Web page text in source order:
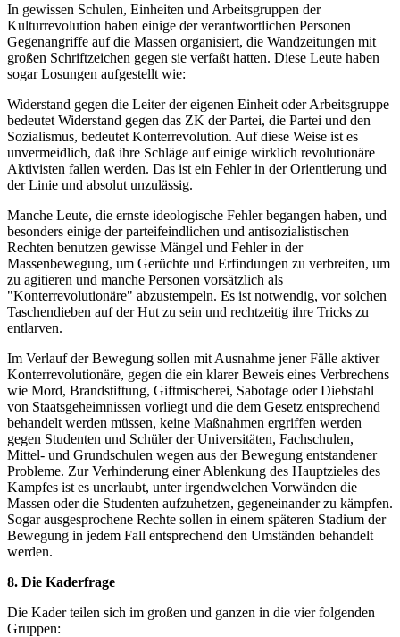
In gewissen Schulen, Einheiten und Arbeitsgruppen der
Kulturrevolution haben einige der verantwortlichen Personen
Gegenangriffe auf die Massen organisiert, die Wandzeitungen mit
großen Schriftzeichen gegen sie verfaßt hatten. Diese Leute haben
sogar Losungen aufgestellt wie:
Widerstand gegen die Leiter der eigenen Einheit oder Arbeitsgruppe
bedeutet Widerstand gegen das ZK der Partei, die Partei und den
Sozialismus, bedeutet Konterrevolution. Auf diese Weise ist es
unvermeidlich, daß ihre Schläge auf einige wirklich revolutionäre
Aktivisten fallen werden. Das ist ein Fehler in der Orientierung und
der Linie und absolut unzulässig.
Manche Leute, die ernste ideologische Fehler begangen haben, und
besonders einige der parteifeindlichen und antisozialistischen
Rechten benutzen gewisse Mängel und Fehler in der
Massenbewegung, um Gerüchte und Erfindungen zu verbreiten, um
zu agitieren und manche Personen vorsätzlich als
"Konterrevolutionäre" abzustempeln. Es ist notwendig, vor solchen
Taschendieben auf der Hut zu sein und rechtzeitig ihre Tricks zu
entlarven.
Im Verlauf der Bewegung sollen mit Ausnahme jener Fälle aktiver
Konterrevolutionäre, gegen die ein klarer Beweis eines Verbrechens
wie Mord, Brandstiftung, Giftmischerei, Sabotage oder Diebstahl
von Staatsgeheimnissen vorliegt und die dem Gesetz entsprechend
behandelt werden müssen, keine Maßnahmen ergriffen werden
gegen Studenten und Schüler der Universitäten, Fachschulen,
Mittel- und Grundschulen wegen aus der Bewegung entstandener
Probleme. Zur Verhinderung einer Ablenkung des Hauptzieles des
Kampfes ist es unerlaubt, unter irgendwelchen Vorwänden die
Massen oder die Studenten aufzuhetzen, gegeneinander zu kämpfen.
Sogar ausgesprochene Rechte sollen in einem späteren Stadium der
Bewegung in jedem Fall entsprechend den Umständen behandelt
werden.
8. Die Kaderfrage
Die Kader teilen sich im großen und ganzen in die vier folgenden
Gruppen: